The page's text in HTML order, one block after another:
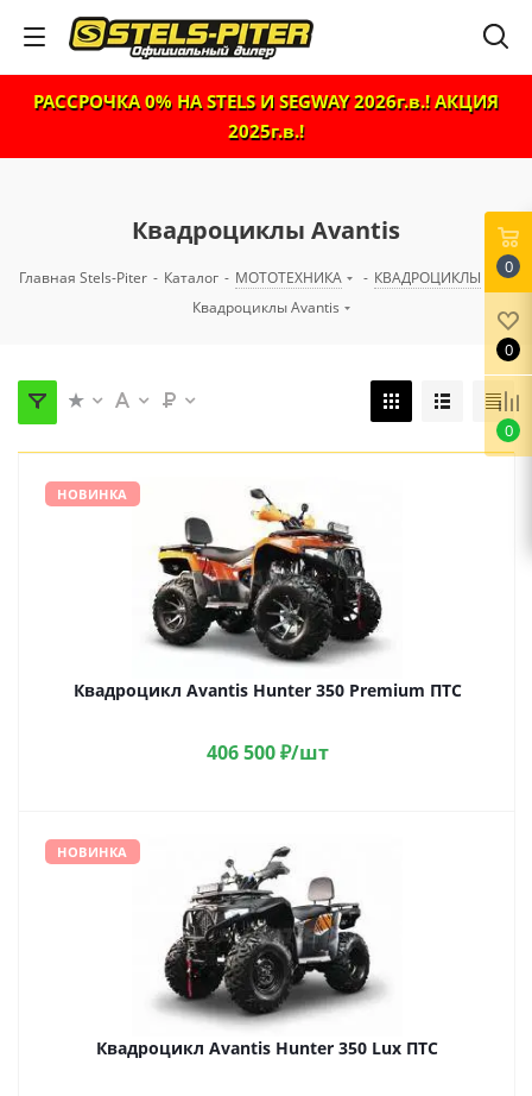
РАССРОЧКА 0% НА STELS И SEGWAY 2026г.в.! АКЦИЯ
2025г.в.!
Квадроциклы Avantis
Главная Stels-Piter - Каталог - МОТОТЕХНИКА - КВАДРОЦИКЛЫ
-
Квадроциклы Avantis
НОВИНКА
Квадроцикл Avantis Hunter 350 Premium ПТС
406 500₽/шт
НОВИНКА
Квадроцикл Avantis Hunter 350 Lux ПТС
0
0
0